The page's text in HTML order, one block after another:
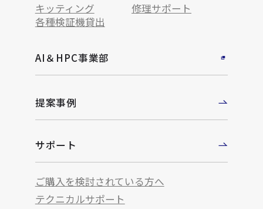
キッティング
修理サポート
各種検証機貸出
AI＆HPC事業部
提案事例
サポート
ご購入を検討されている方へ
テクニカルサポート